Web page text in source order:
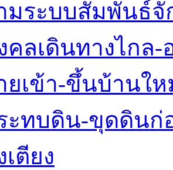
มระบบสัมพันธ์จั
คลเดินทางไกล-
ยเข้า-ขึ้นบ้านใ
ะทบดิน-ขุดดินก่
ตียง